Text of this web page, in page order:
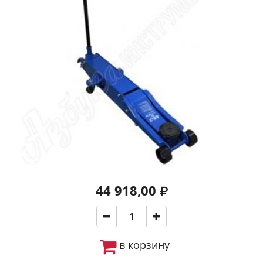
44 918,00
в корзину